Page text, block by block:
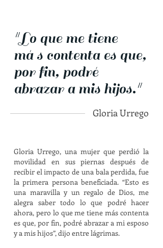
"Lo que me tiene
má s contenta es que,
por fin, podré
abrazar a mis hijos."
Gloria Urrego
Gloria Urrego, una mujer que perdió la
movilidad en sus piernas después de
recibir el impacto de una bala perdida, fue
la primera persona beneficiada. “Esto es
una maravilla y un regalo de Dios, me
alegra saber todo lo que podré hacer
ahora, pero lo que me tiene más contenta
es que, por fin, podré abrazar a mi esposo
y a mis hijos”, dijo entre lágrimas.